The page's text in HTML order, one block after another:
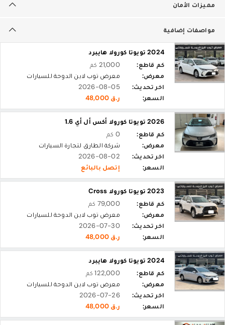
مميزات الأمان
مواصفات إضافية
2024 تويوتا كورولا هايبرد
كم قاطع:
21,000 كم
معرض:
معرض توب لاين الدوحة للسيارات
اخر تحديث:
2026-08-05
السعر:
ر.ق 48,000
2026 تويوتا كورولا أكس أل أي 1.6
كم قاطع:
0 كم
معرض:
شركة الطارق لتجارة السيارات‎
اخر تحديث:
2026-08-02
السعر:
إتصل بالبائع
2023 تويوتا كورولا Cross
كم قاطع:
79,000 كم
معرض:
معرض توب لاين الدوحة للسيارات
اخر تحديث:
2026-07-30
السعر:
ر.ق 48,000
2024 تويوتا كورولا هايبرد
كم قاطع:
122,000 كم
معرض:
معرض توب لاين الدوحة للسيارات
اخر تحديث:
2026-07-26
السعر:
ر.ق 48,000